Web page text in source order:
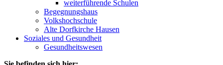
weiterführende Schulen
Begegnungshaus
Volkshochschule
Alte Dorfkirche Hausen
Soziales und Gesundheit
Gesundheitswesen